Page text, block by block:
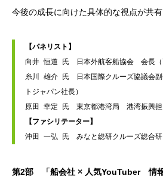
今後の成長に向けた具体的な視点が共有
【パネリスト】
向井 恒道 氏　日本外航客船協会　会長（
糸川 雄介 氏　日本国際クルーズ協議会
トジャパン社長）
原田 幸定 氏　東京都港湾局　港湾振興
【ファシリテーター】
沖田 一弘 氏　みなと総研クルーズ総合
第2部 「船会社 × 人気YouTuber 情